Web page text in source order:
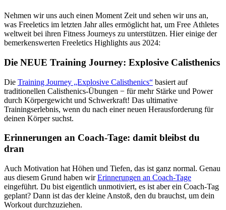
Nehmen wir uns auch einen Moment Zeit und sehen wir uns an,
was Freeletics im letzten Jahr alles ermöglicht hat, um Free Athletes
weltweit bei ihren Fitness Journeys zu unterstützen. Hier einige der
bemerkenswerten Freeletics Highlights aus 2024:
Die NEUE Training Journey: Explosive Calisthenics
Die Training Journey „Explosive Calisthenics“ basiert auf
traditionellen Calisthenics-Übungen − für mehr Stärke und Power
durch Körpergewicht und Schwerkraft! Das ultimative
Trainingserlebnis, wenn du nach einer neuen Herausforderung für
deinen Körper suchst.
Erinnerungen an Coach-Tage: damit bleibst du
dran
Auch Motivation hat Höhen und Tiefen, das ist ganz normal. Genau
aus diesem Grund haben wirErinnerungen an Coach-Tage
eingeführt. Du bist eigentlich unmotiviert, es ist aber ein Coach-Tag
geplant? Dann ist das der kleine Anstoß, den du brauchst, um dein
Workout durchzuziehen.